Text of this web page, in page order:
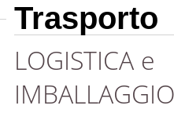
Trasporto
LOGISTICA e
IMBALLAGGIO